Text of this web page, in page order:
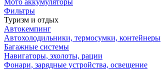
Мото аккумуляторы
Фильтры
Туризм и отдых
Автокемпинг
Автохолодильники, термосумки, контейнеры
Багажные системы
Навигаторы, эхолоты, рации
Фонари, зарядные устройства, освещение